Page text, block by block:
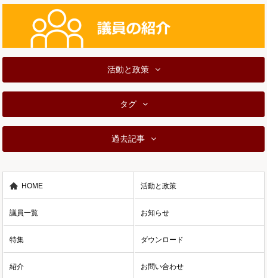
活動と政策
タグ
過去記事
HOME 活動と政策
議員一覧 お知らせ
特集 ダウンロード
紹介 お問い合わせ